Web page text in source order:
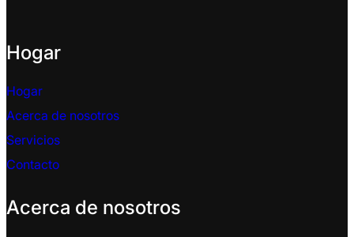
Hogar
Hogar
Acerca de nosotros
Servicios
Contacto
Acerca de nosotros